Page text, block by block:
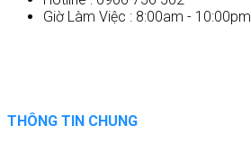
Giờ Làm Việc : 8:00am - 10:00pm
THÔNG TIN CHUNG